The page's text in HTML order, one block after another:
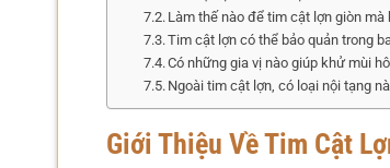
Làm thế nào để tim cật lợn giòn mà
Tim cật lợn có thể bảo quản trong
Có những gia vị nào giúp khử mùi
Ngoài tim cật lợn, có loại nội tạng
Giới Thiệu Về Tim Cật